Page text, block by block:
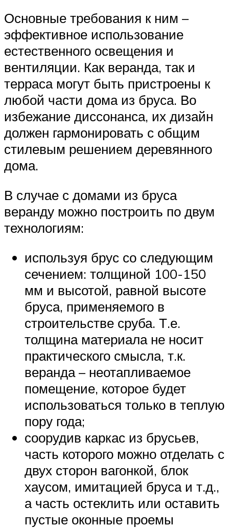
Основные требования к ним –
эффективное использование
естественного освещения и
вентиляции. Как веранда, так и
терраса могут быть пристроены к
любой части дома из бруса. Во
избежание диссонанса, их дизайн
должен гармонировать с общим
стилевым решением деревянного
дома.
В случае с домами из бруса
веранду можно построить по двум
технологиям:
используя брус со следующим
сечением: толщиной 100-150
мм и высотой, равной высоте
бруса, применяемого в
строительстве сруба. Т.е.
толщина материала не носит
практического смысла, т.к.
веранда – неотапливаемое
помещение, которое будет
использоваться только в теплую
пору года;
соорудив каркас из брусьев,
часть которого можно отделать с
двух сторон вагонкой, блок
хаусом, имитацией бруса и т.д.,
а часть остеклить или оставить
пустые оконные проемы